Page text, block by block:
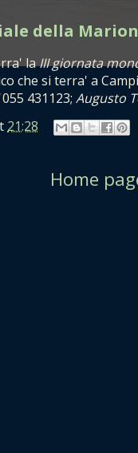
della
laIII giornata
che si terra' a
055 431123; Augusto
21:28
Home